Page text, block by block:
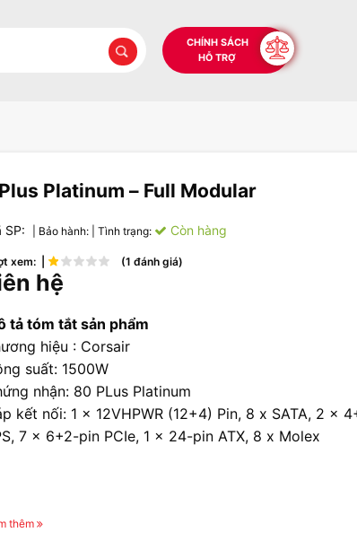
CHÍNH SÁCH
HỖ TRỢ
Platinum – Full Modular
SP: | Bảo hành: | Tình trạng: Còn hàng
xem: | (1 đánh giá)
hệ
tả tóm tắt sản phẩm
hiệu : Corsair
suất: 1500W
nhận: 80 PLus Platinum
kết nối: 1 x 12VHPWR (12+4) Pin, 8 x SATA, 2 x
7 x 6+2-pin PCIe, 1 x 24-pin ATX, 8 x Molex
thêm